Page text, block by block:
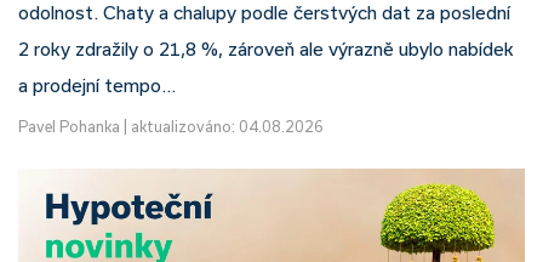
odolnost. Chaty a chalupy podle čerstvých dat za poslední
2 roky zdražily o 21,8 %, zároveň ale výrazně ubylo nabídek
a prodejní tempo…
Pavel Pohanka aktualizováno: 04.08.2026